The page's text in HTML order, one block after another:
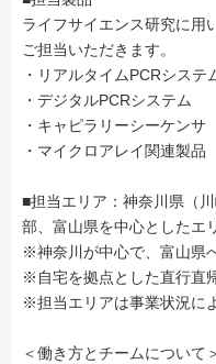
ライフサイエンス研究に用
ご担当いただきます。
・リアルタイムPCRシステ
・デジタルPCRシステム
・キャピラリーシーケンサ
・マイクロアレイ関連製品
■担当エリア：神奈川県（
部、富山県を中心としたエ
※神奈川が中心で、富山県
※自宅を拠点とした直行直
※担当エリアは事業状況に
＜働き方とチームについて